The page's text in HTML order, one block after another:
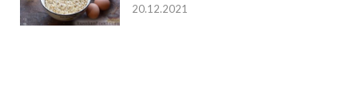
20.12.2021